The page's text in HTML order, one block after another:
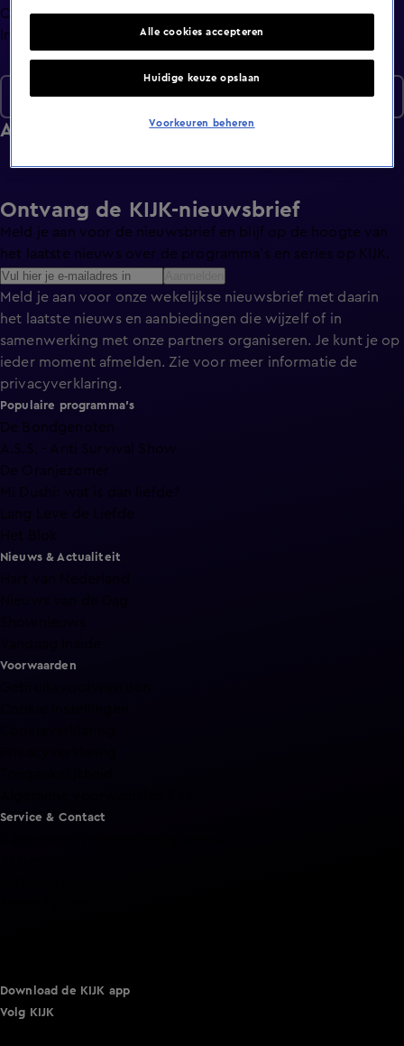
Clips
Info
Afleveringen
Seizoen 2026
Ontvang de KIJK-nieuwsbrief
Meld je aan voor de nieuwsbrief en blijf op de hoogte van
het laatste nieuws over de programma’s en series op KIJK.
Meld je aan voor onze wekelijkse nieuwsbrief met daarin
het laatste nieuws en aanbiedingen die wijzelf of in
samenwerking met onze partners organiseren. Je kunt je op
ieder moment afmelden. Zie voor meer informatie de
privacyverklaring.
Populaire programma's
De Bondgenoten
A.S.S. - Anti Survival Show
De Oranjezomer
Mi Dushi: wat is dan liefde?
Lang Leve de Liefde
Nieuws & Actualiteit
Voorwaarden
Service & Contact
Download de KIJK app
Volg KIJK
Alle cookies accepteren
Huidige keuze opslaan
Voorkeuren beheren